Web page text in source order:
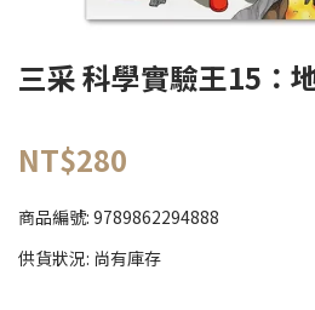
三采 科學實驗王15：
NT$280
商品編號: 9789862294888
供貨狀況: 尚有庫存